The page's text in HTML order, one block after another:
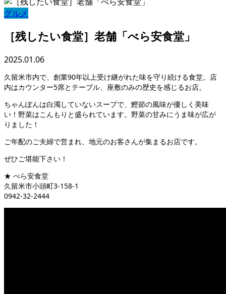
グルメ
［残したい食堂］老舗「べら安食堂」
2025.01.06
久留米市内で、創業90年以上受け継がれた味を守り続ける食堂。店
内はカウンター5席とテーブル、座敷のみの歴史を感じるお店。
ちゃんぽんは白濁していないスープで、鰹節の風味が優しく美味
い！野菜はこんもりと盛られています。野菜の甘みにうま味が広が
りました！
ご年配のご夫婦で営まれ、地元のお客さんが集まるお店です。
ぜひご堪能下さい！
★ べら安食堂
久留米市小頭町3-158-1
0942-32-2444